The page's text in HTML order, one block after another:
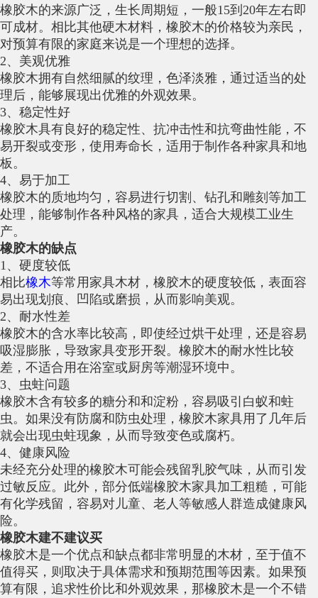
橡胶木的来源广泛，生长周期短，一般15到20年左右即
可成材。相比其他硬木材料，橡胶木的价格较为亲民，
对预算有限的家庭来说是一个理想的选择。
2、美观优雅
橡胶木拥有自然细腻的纹理，色泽淡雅，通过适当的处
理后，能够展现出优雅的外观效果。
3、稳定性好
橡胶木具有良好的稳定性、抗冲击性和抗弯曲性能，不
易开裂或变形，使用寿命长，适用于制作各种家具和地
板。
4、易于加工
橡胶木的质地均匀，容易进行切割、钻孔和雕刻等加工
处理，能够制作各种风格的家具，适合大规模工业生
产。
橡胶木的缺点
1、硬度较低
相比橡木等常用家具木材，橡胶木的硬度较低，表面容
易出现划痕、凹陷或磨损，从而影响美观。
2、耐水性差
橡胶木的含水率比较高，即使经过烘干处理，还是容易
吸湿膨胀，导致家具变形开裂。橡胶木的耐水性比较
差，不适合用在浴室或厨房等潮湿环境中。
3、虫蛀问题
橡胶木含有较多的糖分和和淀粉，容易吸引白蚁和蛀
虫。如果没有防腐和防虫处理，橡胶木家具用了几年后
就会出现虫蛀现象，从而导致变色或腐朽。
4、健康风险
未经充分处理的橡胶木可能会残留乳胶气味，从而引发
过敏反应。此外，部分低端橡胶木家具加工粗糙，可能
有化学残留，容易对儿童、老人等敏感人群造成健康风
险。
橡胶木建不建议买
橡胶木是一个优点和缺点都非常明显的木材，至于值不
值得买，则取决于具体需求和预期范围等因素。如果预
算有限，追求性价比和外观效果，那橡胶木是一个不错